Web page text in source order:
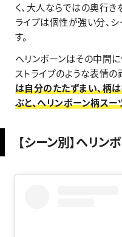
く、大人ならではの奥行き
ライプは個性が強い分、
す。
ヘリンボーンはその中間
ストライプのような表情
は自分のたたずまい、柄
ぶと、ヘリンボーン柄ス
【シーン別】ヘリ